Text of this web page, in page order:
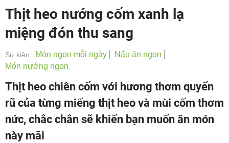
Thịt heo nướng cốm xanh lạ
miệng đón thu sang
Sự kiện: Món ngon mỗi ngày
Nấu ăn ngon
Món nướng ngon
Thịt heo chiên cốm với hương thơm quyến
rũ của từng miếng thịt heo và mùi cốm thơm
nức, chắc chắn sẽ khiến bạn muốn ăn món
này mãi